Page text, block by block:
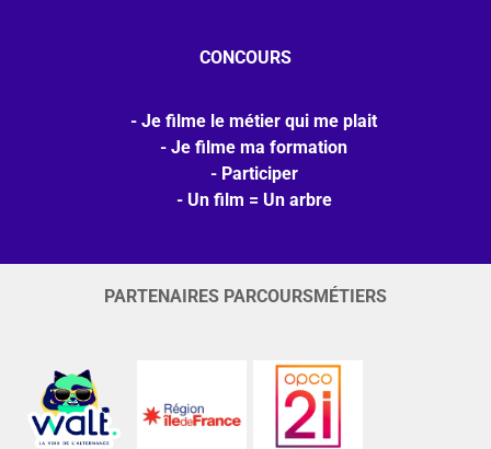
CONCOURS
Je filme le métier qui me plait
Je filme ma formation
Participer
Un film = Un arbre
PARTENAIRES PARCOURSMÉTIERS